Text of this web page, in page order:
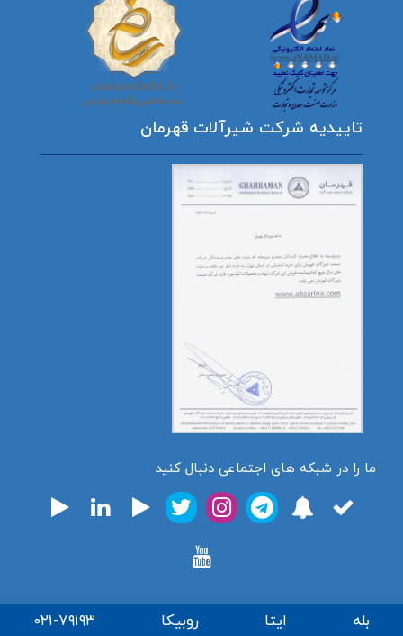
تاییدیه شرکت شیرآلات قهرمان
ما را در شبکه های اجتماعی دنبال کنید
تمامی حقوق برای فروشگاه اینترنتی ابزارینا محفوظ میباشد بله ایتا روبیکا ۰۲۱-۷۹۱۹۳